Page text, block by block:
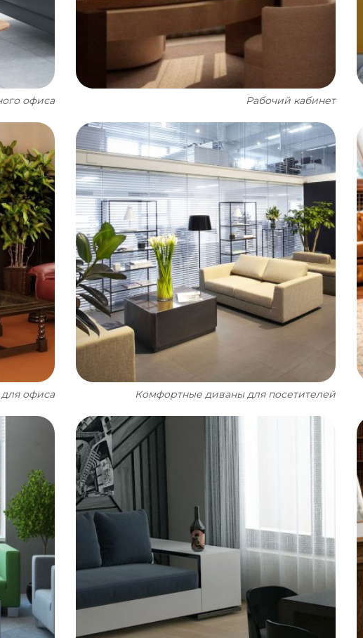
офиса Рабочий кабинет
офиса Комфортные диваны для посетителей